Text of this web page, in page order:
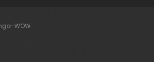
WOW